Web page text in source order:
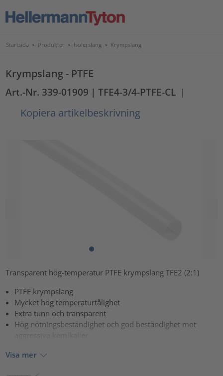
Startsida > Produkter > Isolerslang > Krympslang
Krympslang - PTFE
Art.-Nr. 339-01909 | TFE4-3/4-PTFE-CL |
Kopiera artikelbeskrivning
Transparent hög-temperatur PTFE krympslang TFE2 (2:1)
PTFE krympslang
Mycket hög temperaturtålighet
Extra tunn och transparent
Hög nötningsbeständighet och god beständighet mot
Visa mer